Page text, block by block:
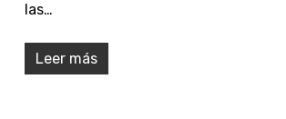
las…
Leer más